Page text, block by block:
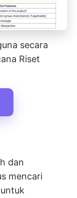
secara
Riset
dan
mencari